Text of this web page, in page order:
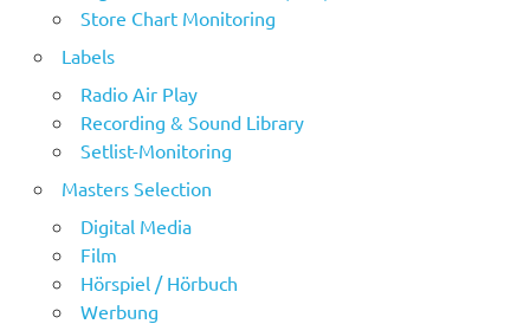
Store Chart Monitoring
Labels
Radio Air Play
Recording & Sound Library
Setlist-Monitoring
Masters Selection
Digital Media
Film
Hörspiel / Hörbuch
Werbung